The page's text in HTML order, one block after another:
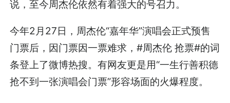
说，至今周杰伦依然有着强大的号召力。
今年2月27日，周杰伦“嘉年华”演唱会正式预售
门票后，因门票因一票难求，#周杰伦 抢票#的词
条登上了微博热搜。有网友更是用“一生行善积德
抢不到一张演唱会门票”形容场面的火爆程度。